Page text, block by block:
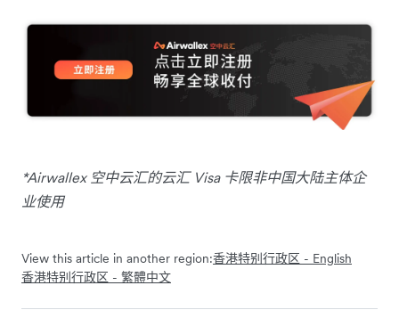
*Airwallex 空中云汇的云汇 Visa 卡限非中国大陆主体企
业使用
View this article in another region:香港特别行政区 - English
香港特别行政区 - 繁體中文